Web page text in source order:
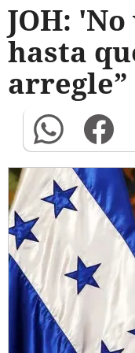
JOH:
hasta
arregle”